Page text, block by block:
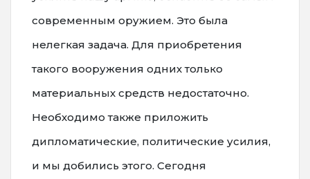
современным оружием. Это была
нелегкая задача. Для приобретения
такого вооружения одних только
материальных средств недостаточно.
Необходимо также приложить
дипломатические, политические усилия,
и мы добились этого. Сегодня